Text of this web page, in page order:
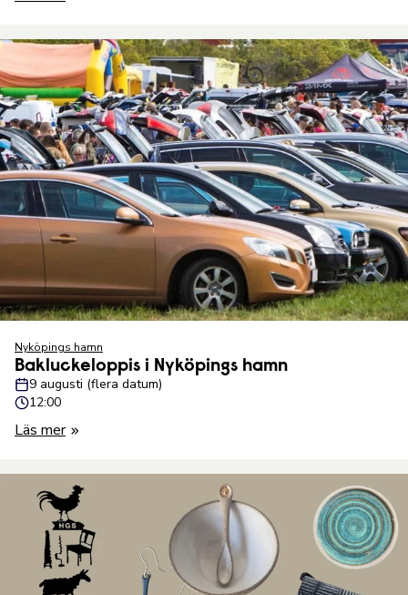
Nyköpings hamn
Bakluckeloppis i Nyköpings hamn
9 augusti (flera datum)
12:00
Läs mer